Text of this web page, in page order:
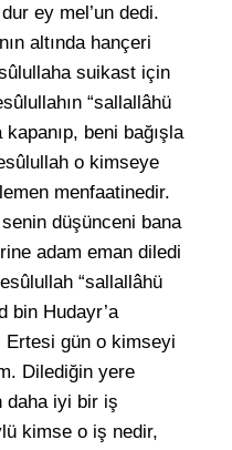
ey mel’un dedi.
altında hançeri
suikast için
“sallallâhü
beni bağışla
o kimseye
menfaatinedir.
düşünceni bana
adam eman diledi
“sallallâhü
bin Hudayr’a
Ertesi gün o kimseyi
Dilediğin yere
daha iyi bir iş
kimse o iş nedir,